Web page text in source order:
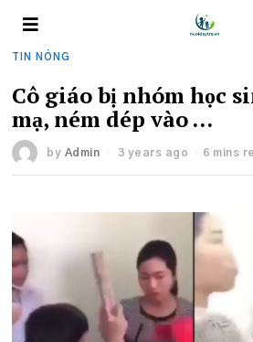
TIN NÓNG
Cô giáo bị nhóm học
mạ, ném dép vào …
by Admin 3 years ago 6 mins